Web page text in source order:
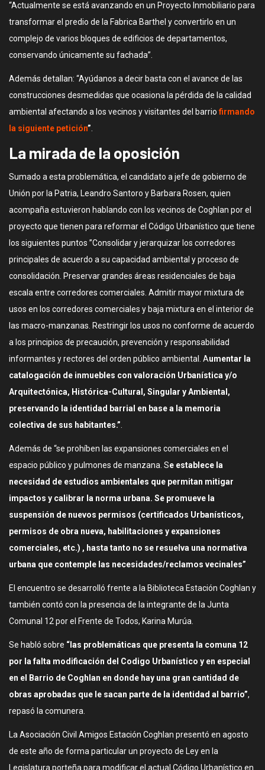
“Actualmente se está avanzando en un Proyecto Inmobiliario para
transformar el predio de la Fabrica Barthel y convertirlo en un
complejo de varios bloques de edificios de departamentos,
conservando únicamente su fachada”.
Además detallan: “Ayúdanos a decir basta con el avance de las
construcciones desmedidas que ocasiona la pérdida de la calidad
ambiental afectando a los vecinos y visitantes del barrio firmando
la siguiente petición”
La mirada de la oposición
Sumado a esta problemática, el candidato a jefe de gobierno de
Unión por la Patria, Leandro Santoro y Barbara Rosen, quien
acompaña estuvieron hablando con los vecinos de Coghlan por el
proyecto que tienen para reformar el Código Urbanístico que tiene
los siguientes puntos ”Consolidar y jerarquizar los corredores
principales de acuerdo a su capacidad ambiental y proceso de
consolidación. Preservar grandes áreas residenciales de baja
escala entre corredores comerciales. Admitir mayor mixtura de
usos en los corredores comerciales y baja mixtura en el interior de
las macro-manzanas. Restringir los usos no conforme de acuerdo
a los principios de precaución, prevención y responsabilidad
informantes y rectores del orden público ambiental. Aumentar la
catalogación de inmuebles con valoración Urbanística y/o
Arquitectónica, Histórica-Cultural, Singular y Ambiental,
preservando la identidad barrial en base a la memoria
colectiva de sus habitantes.”
Además de “se prohíben las expansiones comerciales en el
espacio público y pulmones de manzana. Se establece la
necesidad de estudios ambientales que permitan mitigar
impactos y calibrar la norma urbana. Se promueve la
suspensión de nuevos permisos (certificados Urbanísticos,
permisos de obra nueva, habilitaciones y expansiones
comerciales, etc.) , hasta tanto no se resuelva una normativa
urbana que contemple las necesidades/reclamos vecinales”
El encuentro se desarrolló frente a la Biblioteca Estación Coghlan y
también contó con la presencia de la integrante de la Junta
Comunal 12 por el Frente de Todos, Karina Murúa.
Se habló sobre “las problemáticas que presenta la comuna 12
por la falta modificación del Codigo Urbanístico y en especial
en el Barrio de Coghlan en donde hay una gran cantidad de
obras aprobadas que le sacan parte de la identidad al barrio”,
repasó la comunera.
La Asociación Civil Amigos Estación Coghlan presentó en agosto
de este año de forma particular un proyecto de Ley en la
Legislatura porteña para modificar el actual Código Urbanístico en